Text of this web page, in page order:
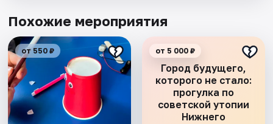
Похожие мероприятия
от 550 ₽
Город будущего,
которого не стало:
прогулка по
советской утопии
Нижнего
от 5 000 ₽